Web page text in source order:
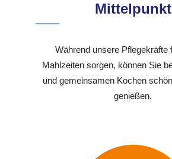
Mittelpunkt
Während unsere Pflegekräfte
Mahlzeiten sorgen, können Sie
und gemeinsamen Kochen
genießen.